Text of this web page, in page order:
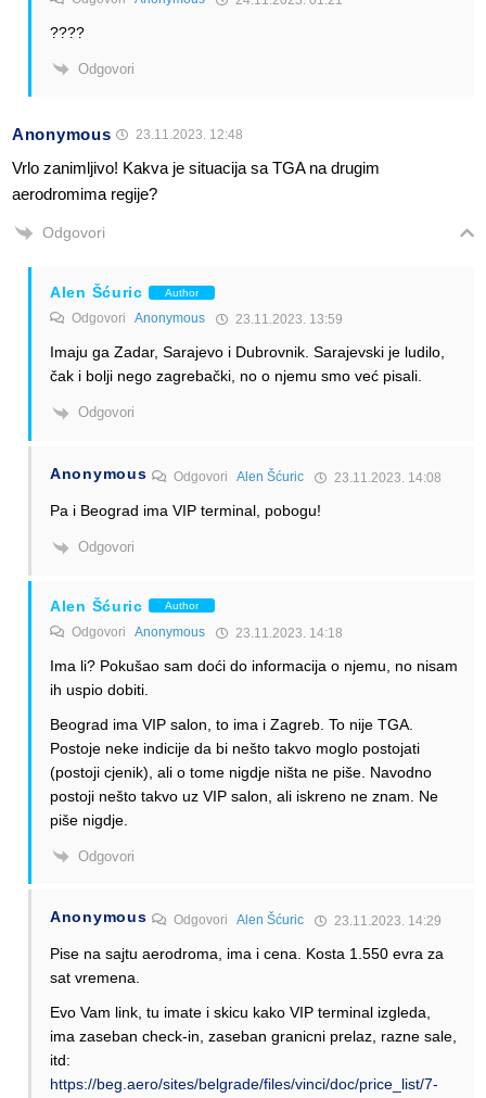
????
Odgovori
Anonymous 23.11.2023. 12:48
Vrlo zanimljivo! Kakva je situacija sa TGA na drugim
aerodromima regije?
Odgovori
Alen Šćuric Author
Odgovori Anonymous 23.11.2023. 13:59
Imaju ga Zadar, Sarajevo i Dubrovnik. Sarajevski je ludilo,
čak i bolji nego zagrebački, no o njemu smo već pisali.
Odgovori
Anonymous OdgovoriAlen Šćuric 23.11.2023. 14:08
Pa i Beograd ima VIP terminal, pobogu!
Odgovori
Alen Šćuric Author
Odgovori Anonymous 23.11.2023. 14:18
Ima li? Pokušao sam doći do informacija o njemu, no nisam
ih uspio dobiti.
Beograd ima VIP salon, to ima i Zagreb. To nije TGA.
Postoje neke indicije da bi nešto takvo moglo postojati
(postoji cjenik), ali o tome nigdje ništa ne piše. Navodno
postoji nešto takvo uz VIP salon, ali iskreno ne znam. Ne
piše nigdje.
Odgovori
Anonymous OdgovoriAlen Šćuric 23.11.2023. 14:29
Pise na sajtu aerodroma, ima i cena. Kosta 1.550 evra za
sat vremena.
Evo Vam link, tu imate i skicu kako VIP terminal izgleda,
ima zaseban check-in, zaseban granicni prelaz, razne sale,
itd:
https://beg.aero/sites/belgrade/files/vinci/doc/price_list/7-